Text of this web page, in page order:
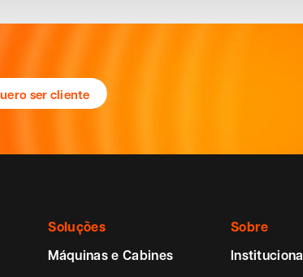
ser cliente
Soluções
Máquinas e Cabines
Sobre